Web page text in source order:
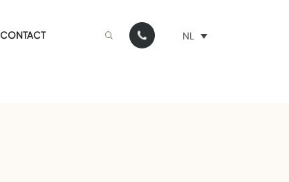
CONTACT NL